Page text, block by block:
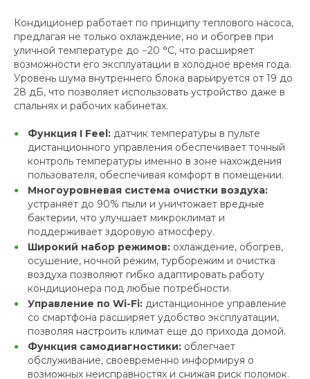
Кондиционер работает по принципу теплового насоса,
предлагая не только охлаждение, но и обогрев при
уличной температуре до −20 °C, что расширяет
возможности его эксплуатации в холодное время года.
Уровень шума внутреннего блока варьируется от 19 до
28 дБ, что позволяет использовать устройство даже в
спальнях и рабочих кабинетах.
Функция I Feel: датчик температуры в пульте
дистанционного управления обеспечивает точный
контроль температуры именно в зоне нахождения
пользователя, обеспечивая комфорт в помещении.
Многоуровневая система очистки воздуха:
устраняет до 90% пыли и уничтожает вредные
бактерии, что улучшает микроклимат и
поддерживает здоровую атмосферу.
Широкий набор режимов: охлаждение, обогрев,
осушение, ночной режим, турборежим и очистка
воздуха позволяют гибко адаптировать работу
кондиционера под любые потребности.
Управление по Wi-Fi: дистанционное управление
со смартфона расширяет удобство эксплуатации,
позволяя настроить климат еще до прихода домой.
Функция самодиагностики: облегчает
обслуживание, своевременно информируя о
возможных неисправностях и снижая риск поломок.